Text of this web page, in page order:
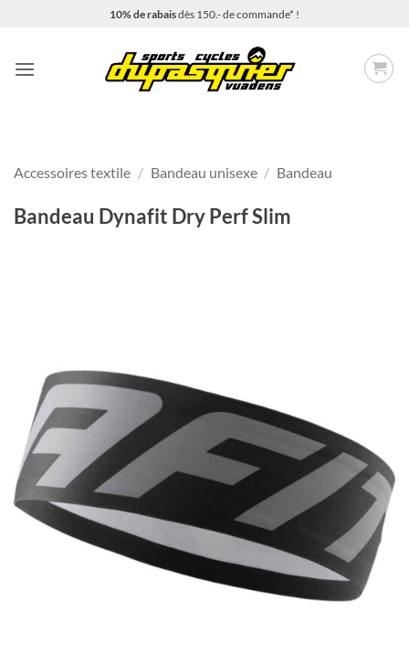
10% de rabaisdès 150.- de commande* !
Accessoires textile / Bandeau unisexe / Bandeau
Bandeau Dynafit Dry Perf Slim